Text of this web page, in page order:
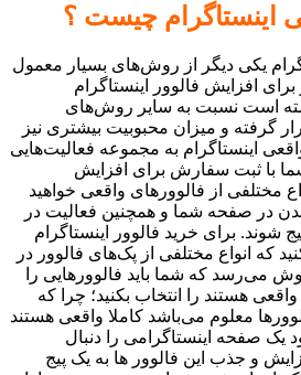
اینستاگرام چیست ؟
یکی دیگر از روش‌های بسیار معمول
افزایش فالوور اینستاگرام
است نسبت به سایر روش‌های
قرار گرفته و میزان محبوبیت بیشتری نیز
اینستاگرام به مجموعه فعالیت‌هایی
با ثبت سفارش برای افزایش
مختلفی از فالوورهای واقعی خواهید
در صفحه شما و همچنین فعالیت در
شوند. برای خرید فالوور اینستاگرام
کنید که انواع مختلفی از پک‌های فالوور در
می‌رسد که شما باید فالوورهایی را
هستند را انتخاب بکنید؛ چرا که
معلوم می‌باشد کاملا واقعی هستند
یک صفحه اینستاگرامی را دنبال
و جذب این فالوور ها به یک پیج